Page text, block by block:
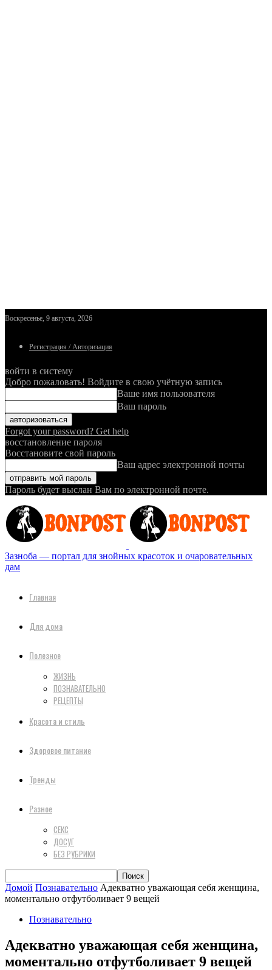
Воскресенье, 9 августа, 2026
Регистрация / Авторизация
войти в систему
Добро пожаловать! Войдите в свою учётную запись
Ваше имя пользователя
Ваш пароль
Forgot your password? Get help
восстановление пароля
Восстановите свой пароль
Ваш адрес электронной почты
Пароль будет выслан Вам по электронной почте.
Зазноба — портал для знойных красоток и очаровательных
дам
Главная
Для дома
Полезное
ЖИЗНЬ
ПОЗНАВАТЕЛЬНО
РЕЦЕПТЫ
Красота и стиль
Здоровое питание
Тренды
Разное
СЕКС
ДОСУГ
БЕЗ РУБРИКИ
Домой Познавательно Адекватно уважающая себя женщина,
моментально отфутболивает 9 вещей
Познавательно
Адекватно уважающая себя женщина,
моментально отфутболивает 9 вещей